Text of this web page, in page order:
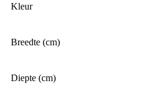
Kleur
Breedte (cm)
Diepte (cm)